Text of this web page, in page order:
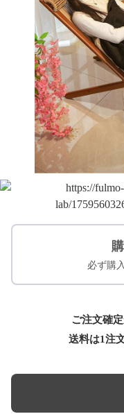
必ず購
ご注文確
送料は1注